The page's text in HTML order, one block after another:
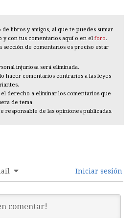
libros y amigos, al que te puedes sumar
y con tus comentarios aquí o en el foro.
sección de comentarios es preciso estar
injuriosa será eliminada.
hacer comentarios contrarios a las leyes
el derecho a eliminar los comentarios que
de tema.
responsable de las opiniones publicadas.
Iniciar sesión